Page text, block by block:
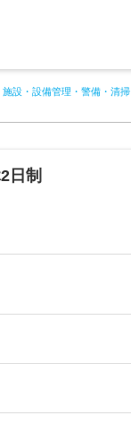
施設・設備管理・警備・清掃
日制